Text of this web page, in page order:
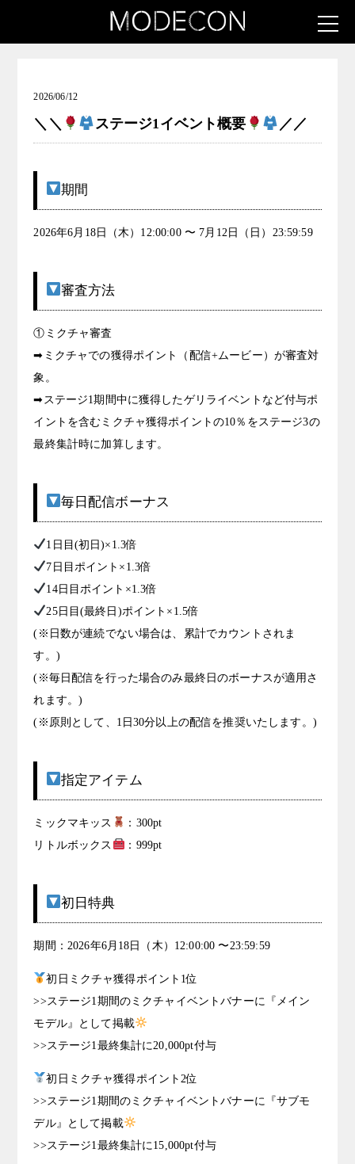
2026/06/12
＼＼ ステージ1イベント概要 ／／
期間
2026年6月18日（木）12:00:00 〜 7月12日（日）23:59:59
審査方法
①ミクチャ審査
➡ミクチャでの獲得ポイント（配信+ムービー）が審査対
象。
➡ステージ1期間中に獲得したゲリライベントなど付与ポ
イントを含むミクチャ獲得ポイントの10％をステージ3の
最終集計時に加算します。
毎日配信ボーナス
1日目(初日)×1.3倍
7日目ポイント×1.3倍
14日目ポイント×1.3倍
25日目(最終日)ポイント×1.5倍
(※日数が連続でない場合は、累計でカウントされま
す。)
(※毎日配信を行った場合のみ最終日のボーナスが適用さ
れます。)
(※原則として、1日30分以上の配信を推奨いたします。)
指定アイテム
ミックマキッス
：300pt
リトルボックス
：999pt
初日特典
期間：2026年6月18日（木）12:00:00 〜23:59:59
初日ミクチャ獲得ポイント1位
>>ステージ1期間のミクチャイベントバナーに『メイン
モデル』として掲載
>>ステージ1最終集計に20,000pt付与
初日ミクチャ獲得ポイント2位
>>ステージ1期間のミクチャイベントバナーに『サブモ
デル』として掲載
>>ステージ1最終集計に15,000pt付与